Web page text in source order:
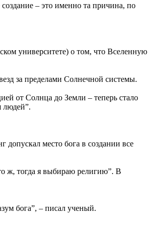
– это именно та причина, по
университете) о том, что Вселенную
за пределами Солнечной системы.
от Солнца до Земли – теперь стало
людей”.
место бога в создании все
ж, тогда я выбираю религию”. В
бога”, – писал ученый.